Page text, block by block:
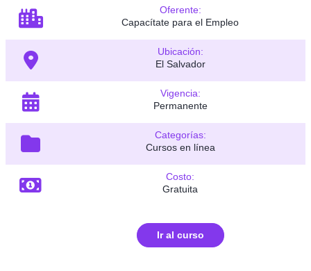
Oferente:
Capacítate para el Empleo
Ubicación:
El Salvador
Vigencia:
Permanente
Categorías:
Cursos en línea
Costo:
Gratuita
Ir al curso